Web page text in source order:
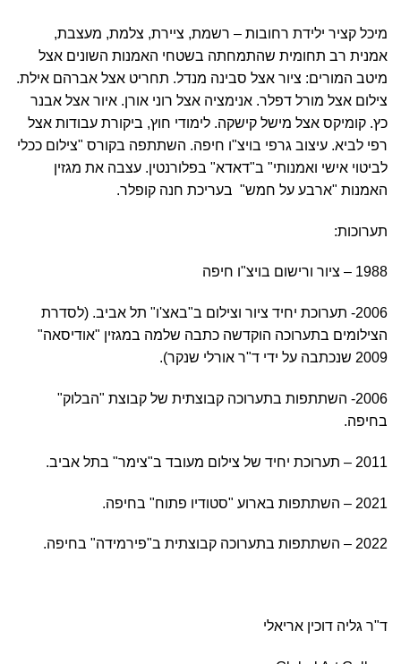
מיכל קציר ילידת רחובות – רשמת, ציירת, צלמת, מעצבת,
אמנית רב תחומית שהתמחתה בשטחי האמנות השונים אצל
מיטב המורים: ציור אצל סבינה מנדל. תחריט אצל אברהם אילת.
צילום אצל מורל דפלר. אנימציה אצל רוני אורן. איור אצל אבנר
כץ. קומיקס אצל מישל קישקה. לימודי חוץ, ביקורת עבודות אצל
רפי לביא. עיצוב גרפי בויצ"ו חיפה. השתתפה בקורס "צילום ככלי
לביטוי אישי ואמנותי" ב"דאדא" בפלורנטין. עצבה את מגזין
האמנות "ארבע על חמש" בעריכת חנה קופלר.
תערוכות:
1988 – ציור ורישום בויצ"ו חיפה
2006- תערוכת יחיד ציור וצילום ב"באצ'ו" תל אביב. (לסדרת
הצילומים בתערוכה הוקדשה כתבה שלמה במגזין "אודיסאה"
2009 שנכתבה על ידי ד"ר אורלי שנקר).
2006- השתתפות בתערוכה קבוצתית של קבוצת "הבלוק"
בחיפה.
2011 – תערוכת יחיד של צילום מעובד ב"צימר" בתל אביב.
2021 – השתתפות בארוע "סטודיו פתוח" בחיפה.
2022 – השתתפות בתערוכה קבוצתית ב"פירמידה" בחיפה.
ד"ר גליה דוכין אריאלי